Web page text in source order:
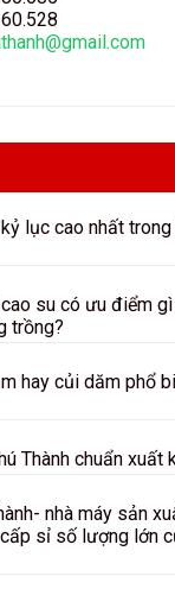
lục cao nhất
su có ưu điểm
trồng?
hay củi dăm phổ
Thành chuẩn xuất
nhà máy sản
sỉ số lượng lớn